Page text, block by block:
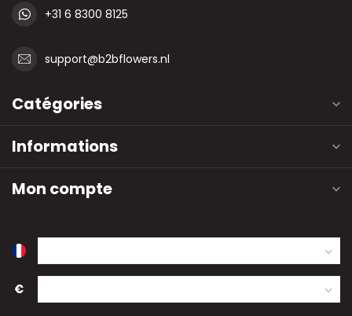
+31 6 8300 8125
support@b2bflowers.nl
Catégories
Informations
Mon compte
€